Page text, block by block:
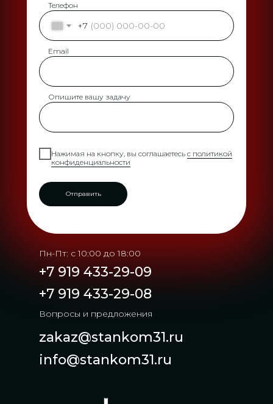
+7
Нажимая на кнопку, вы соглашаетесь с политикой
конфиденциальности
Отправить
Телефон
Email
Опишите вашу задачу
info@stankom31.ru
zakaz@stankom31.ru
+7 919 433-29-09
+7 919 433-29-08
Пн-Пт: с 10:00 до 18:00
Вопросы и предложения